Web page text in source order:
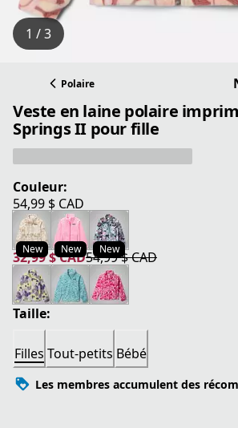
1 / 3
Polaire
Veste en laine polaire
Springs II pour fille
Couleur:
54,99 $ CAD
prix actuel 54,99 $ CAD
New New New
32,99 $ CAD
prix actuel 32,99 $ CAD
54,99 $ CAD
prix original 54,99 $ CAD
Taille:
Filles Tout-petits Bébé
Les membres accumulent des